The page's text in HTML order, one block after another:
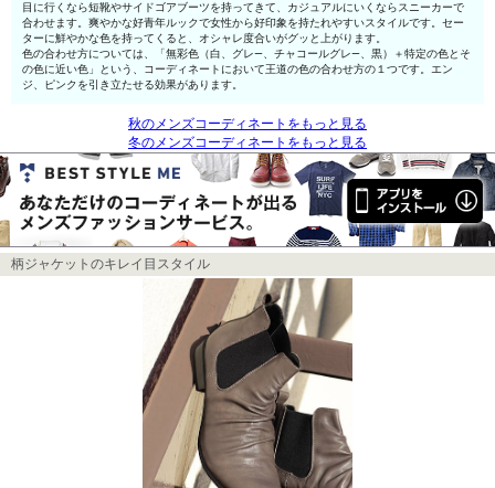
目に行くなら短靴やサイドゴアブーツを持ってきて、カジュアルにいくならスニーカーで
合わせます。爽やかな好青年ルックで女性から好印象を持たれやすいスタイルです。セー
ターに鮮やかな色を持ってくると、オシャレ度合いがグッと上がります。
色の合わせ方については、「無彩色（白、グレ—、チャコールグレ—、黒）＋特定の色とそ
の色に近い色」という、コーディネートにおいて王道の色の合わせ方の１つです。エン
ジ、ピンクを引き立たせる効果があります。
秋のメンズコーディネートをもっと見る
冬のメンズコーディネートをもっと見る
柄ジャケットのキレイ目スタイル